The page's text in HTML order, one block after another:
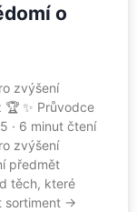
o
zvýšení
✨ Průvodce
· 6 minut čtení
zvýšení
předmět
těch, které
sortiment →